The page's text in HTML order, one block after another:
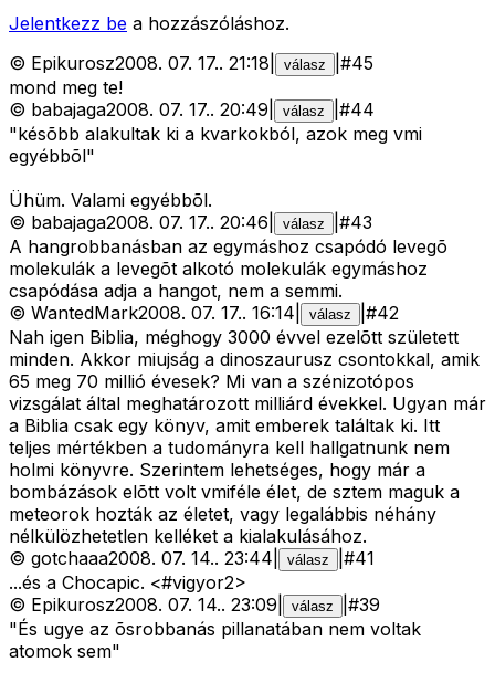
Jelentkezz be a hozzászóláshoz.
© Epikurosz2008. 07. 17.. 21:18 válasz #45
mond meg te!
© babajaga2008. 07. 17.. 20:49 válasz #44
"késõbb alakultak ki a kvarkokból, azok meg vmi
egyébbõl"
Ühüm. Valami egyébbõl.
© babajaga2008. 07. 17.. 20:46 válasz #43
A hangrobbanásban az egymáshoz csapódó levegõ
molekulák a levegõt alkotó molekulák egymáshoz
csapódása adja a hangot, nem a semmi.
© WantedMark2008. 07. 17.. 16:14 válasz #42
Nah igen Biblia, méghogy 3000 évvel ezelõtt született
minden. Akkor miujság a dinoszaurusz csontokkal, amik
65 meg 70 millió évesek? Mi van a szénizotópos
vizsgálat által meghatározott milliárd évekkel. Ugyan már
a Biblia csak egy könyv, amit emberek találtak ki. Itt
teljes mértékben a tudományra kell hallgatnunk nem
holmi könyvre. Szerintem lehetséges, hogy már a
bombázások elõtt volt vmiféle élet, de sztem maguk a
meteorok hozták az életet, vagy legalábbis néhány
nélkülözhetetlen kelléket a kialakulásához.
© gotchaaa2008. 07. 14.. 23:44 válasz #41
...és a Chocapic. <#vigyor2>
© Epikurosz2008. 07. 14.. 23:09 válasz #39
"És ugye az õsrobbanás pillanatában nem voltak
atomok sem"